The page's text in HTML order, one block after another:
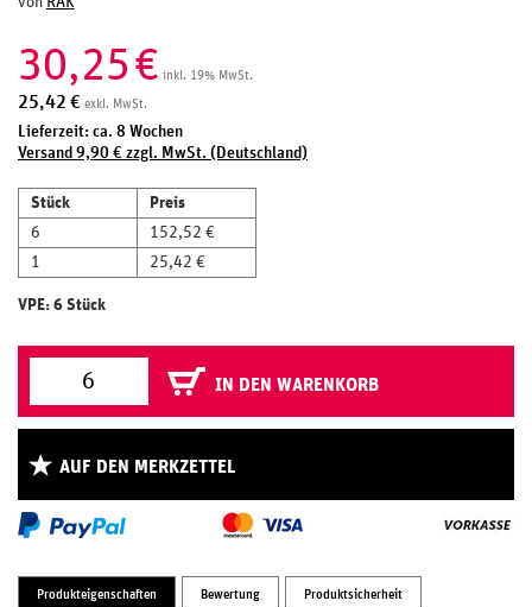
30,25€ inkl. 19% MwSt.
25,42 € exkl. MwSt.
Lieferzeit: ca. 8 Wochen
Versand 9,90 € zzgl. MwSt. (Deutschland)
Stück
Preis
6
152,52 €
1
25,42 €
VPE: 6 Stück
IN DEN WARENKORB
AUF DEN MERKZETTEL
Produkteigenschaften Bewertung Produktsicherheit